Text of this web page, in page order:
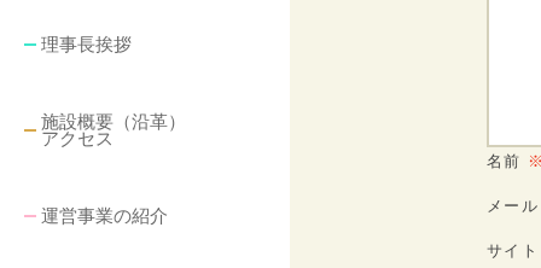
理事長挨拶
施設概要（沿革）
アクセス
運営事業の紹介
名前
メー
サイト